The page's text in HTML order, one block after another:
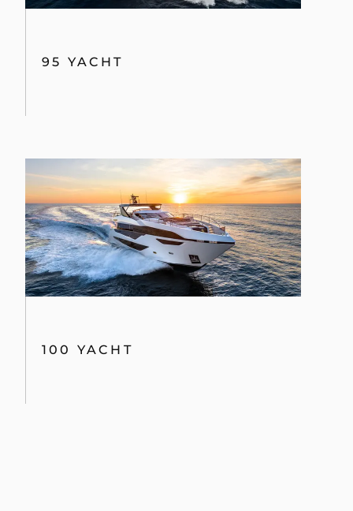
95 YACHT
100 YACHT